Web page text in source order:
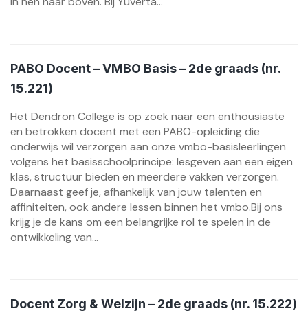
PABO Docent – VMBO Basis – 2de graads (nr.
15.221)
Het Dendron College is op zoek naar een enthousiaste
en betrokken docent met een PABO-opleiding die
onderwijs wil verzorgen aan onze vmbo-basisleerlingen
volgens het basisschoolprincipe: lesgeven aan een eigen
klas, structuur bieden en meerdere vakken verzorgen.
Daarnaast geef je, afhankelijk van jouw talenten en
affiniteiten, ook andere lessen binnen het vmbo.Bij ons
krijg je de kans om een belangrijke rol te spelen in de
ontwikkeling van...
Docent Zorg & Welzijn – 2de graads (nr. 15.222)